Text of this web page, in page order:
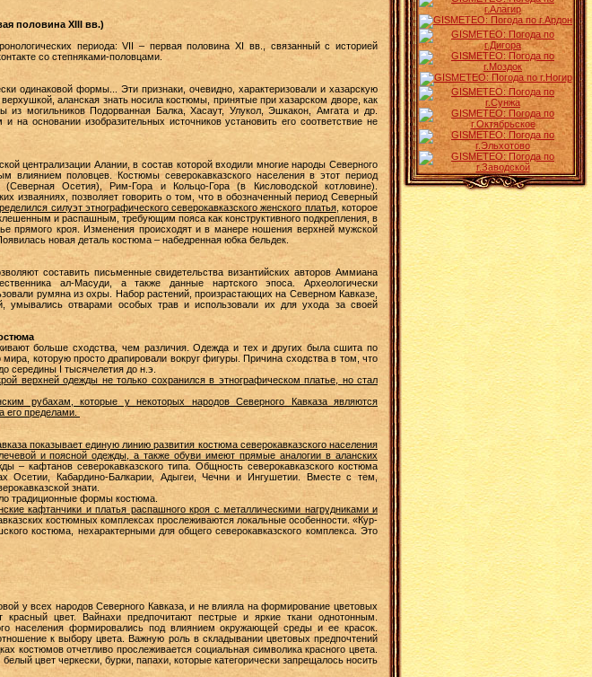
половина XIII вв.)
периода: VII – первая половина XI вв., связанный с историей
со степняками-половцами.
одинаковой формы... Эти признаки, очевидно, характеризовали и хазарскую
аланская знать носила костюмы, принятые при хазарском дворе, как
могильников Подорванная Балка, Хасаут, Улукол, Эшкакон, Амгата и др.
на основании изобразительных источников установить его соответствие не
централизации Алании, в состав которой входили многие народы Северного
половцев. Костюмы северокавказского населения в этот период
Осетия), Рим-Гора и Кольцо-Гора (в Кисловодской котловине).
изваяниях, позволяет говорить о том, что в обозначенный период Северный
силуэт этнографического северокавказского женского платья, которое
и распашным, требующим пояса как конструктивного подкрепления, в
прямого кроя. Изменения происходят и в манере ношения верхней мужской
новая деталь костюма – набедренная юбка бельдек.
составить письменные свидетельства византийских авторов Аммиана
ал-Масуди, а также данные нартского эпоса. Археологически
румяна из охры. Набор растений, произрастающих на Северном Кавказе,
умывались отварами особых трав и использовали их для ухода за своей
больше сходства, чем различия. Одежда и тех и других была сшита по
которую просто драпировали вокруг фигуры. Причина сходства в том, что
середины I тысячелетия до н.э.
верхней одежды не только сохранился в этнографическом платье, но стал
рубахам, которые у некоторых народов Северного Кавказа являются
его пределами.
показывает единую линию развития костюма северокавказского населения
и поясной одежды, а также обуви имеют прямые аналогии в аланских
– кафтанов северокавказского типа. Общность северокавказского костюма
Осетии, Кабардино-Балкарии, Адыгеи, Чечни и Ингушетии. Вместе с тем,
знати.
традиционные формы костюма.
кафтанчики и платья распашного кроя с металлическими нагрудниками и
костюмных комплексах прослеживаются локальные особенности. «Кур-
костюма, нехарактерными для общего северокавказского комплекса. Это
у всех народов Северного Кавказа, и не влияла на формирование цветовых
цвет. Вайнахи предпочитают пестрые и яркие ткани однотонным.
населения формировались под влиянием окружающей среды и ее красок.
к выбору цвета. Важную роль в складывании цветовых предпочтений
костюмов отчетливо прослеживается социальная символика красного цвета.
цвет черкески, бурки, папахи, которые категорически запрещалось носить